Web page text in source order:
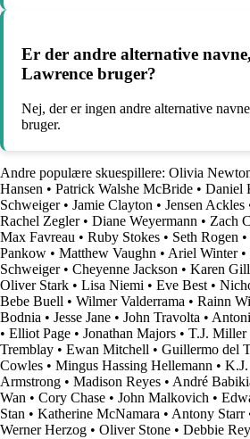
Er der andre alternative
Lawrence bruger?
Nej, der er ingen andre alternative
bruger.
Andre populære skuespillere: Olivia
Hansen • Patrick Walshe McBride • Daniel
Schweiger• Jamie Clayton • Jensen Ackles
Rachel Zegler• Diane Weyermann • Zach
Max Favreau • Ruby Stokes • Seth Rogen •
Pankow • Matthew Vaughn • Ariel Winter•
Schweiger• Cheyenne Jackson • Karen
Oliver Stark • Lisa Niemi • Eve Best •
Bebe Buell • Wilmer Valderrama • Rainn
Bodnia • Jesse Jane • John Travolta •
• Elliot Page • Jonathan Majors • T.J. Miller
Tremblay • Ewan Mitchell • Guillermo del
Cowles • Mingus Hassing Hellemann •
Armstrong • Madison Reyes • André
Wan • Cory Chase • John Malkovich •
Stan • Katherine McNamara • Antony Starr
Werner Herzog • Oliver Stone • Debbie